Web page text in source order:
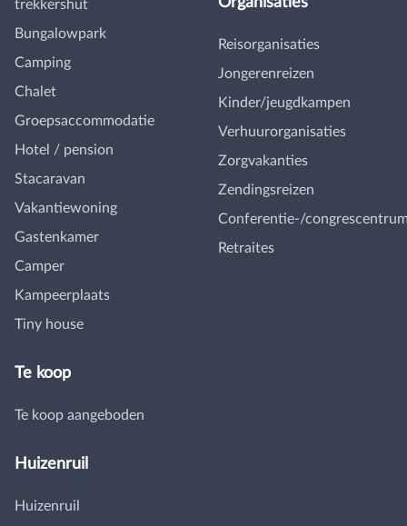
trekkershut
Bungalowpark
Camping
Chalet
Groepsaccommodatie
Hotel / pension
Stacaravan
Vakantiewoning
Gastenkamer
Camper
Kampeerplaats
Tiny house
Te koop
Te koop aangeboden
Huizenruil
Huizenruil
Reisorganisaties
Jongerenreizen
Kinder/jeugdkampen
Verhuurorganisaties
Zorgvakanties
Zendingsreizen
Conferentie-/
Retraites